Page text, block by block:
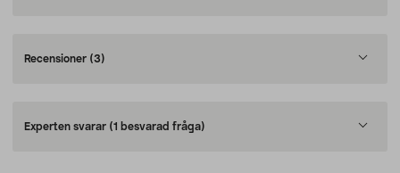
Recensioner (3)
Experten svarar (1 besvarad fråga)